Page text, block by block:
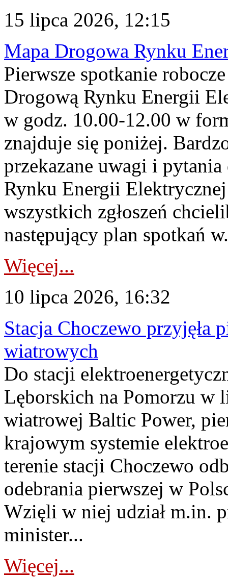
15 lipca 2026, 12:15
Mapa Drogowa Rynku
Pierwsze spotkanie
Drogową Rynku Energii
w godz. 10.00-12.00 w
znajduje się poniżej.
przekazane uwagi i
Rynku Energii
wszystkich zgłoszeń
następujący plan spotkań
Więcej...
10 lipca 2026, 16:32
Stacja Choczewo przyjęła
wiatrowych
Do stacji
Lęborskich na Pomorzu w
wiatrowej Baltic Power,
krajowym systemie
terenie stacji Choczewo
odebrania pierwszej w
Wzięli w niej udział m.in.
minister...
Więcej...